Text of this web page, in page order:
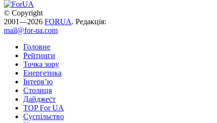
© Copyright
2001—2026 FORUA. Редакція:
mail@for-ua.com
Головне
Рейтинги
Точка зору
Енергетика
Інтерв’ю
Столиця
Дайджест
TOP For UA
Суспiльство